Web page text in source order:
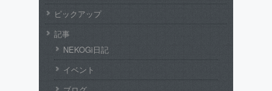
ピックアップ
記事
NEKOGi日記
イベント